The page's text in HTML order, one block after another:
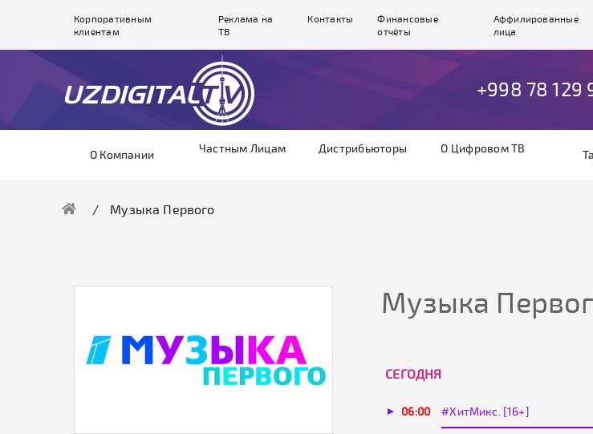
Корпоративным
клиентам
Реклама на
ТВ
Контакты
Финансовые
отчёты
Аффилированные
лица
+998 78 129
О Компании Частным Лицам Дистрибьюторы О Цифровом ТВ
Музыка Первого
Музыка
CЕГОДНЯ
06:00 #ХитМикс. [16+]